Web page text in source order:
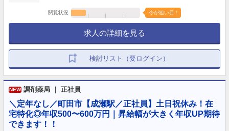
閲覧状況 今が狙い目！
求人の詳細を見る
検討リスト（要ログイン）
NEW 調剤薬局 ｜ 正社員
＼定年なし／町田市【成瀬駅／正社員】土日祝休み！在
宅特化◎年収500〜600万円｜昇給幅が大きく年収UP期待
できます！！